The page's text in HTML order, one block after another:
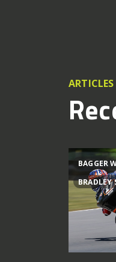
ARTICLES
BAGGER
BRADLEY